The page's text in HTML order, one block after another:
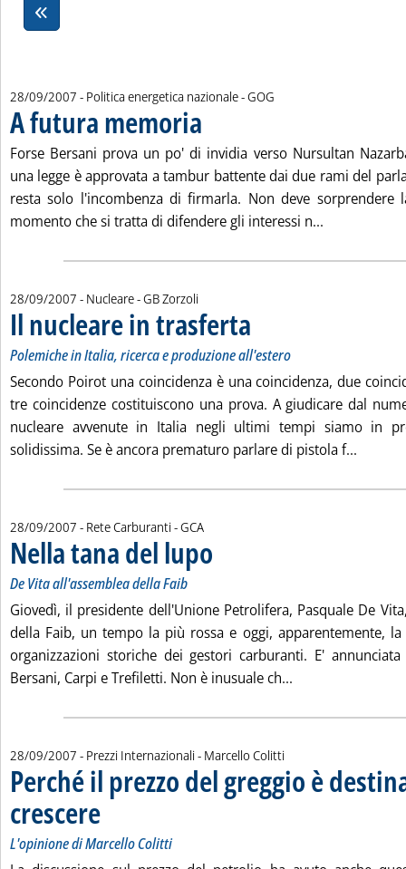
28/09/2007 - Politica energetica nazionale -di:
GOG
A futura memoria
Forse Bersani prova un po' di invidia verso Nursultan
una legge è approvata a tambur battente dai due rami del
resta solo l'incombenza di firmarla. Non deve sorprendere
momento che si tratta di difendere gli interessi n...
28/09/2007 - Nucleare -di:
GB Zorzoli
Il nucleare in trasferta
Polemiche in Italia, ricerca e produzione all'estero
Secondo Poirot una coincidenza è una coincidenza, due
tre coincidenze costituiscono una prova. A giudicare dal
nucleare avvenute in Italia negli ultimi tempi siamo in
solidissima. Se è ancora prematuro parlare di pistola f...
28/09/2007 - Rete Carburanti -di:
GCA
Nella tana del lupo
De Vita all'assemblea della Faib
Giovedì, il presidente dell'Unione Petrolifera, Pasquale De
della Faib, un tempo la più rossa e oggi, apparentemente,
organizzazioni storiche dei gestori carburanti. E'
Bersani, Carpi e Trefiletti. Non è inusuale ch...
28/09/2007 - Prezzi Internazionali - di:
Marcello Colitti
Perché il prezzo del greggio è
crescere . Sottotitolo: L'opinione di Marcello Colitti
. Pubblicata venerdì 28 settembre 2007 alle 15.56.
L'opinione di Marcello Colitti